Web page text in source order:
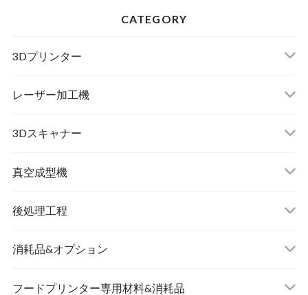
CATEGORY
3Dプリンター
レーザー加工機
3Dスキャナー
真空成型機
後処理工程
消耗品&オプション
フードプリンター専用材料&消耗品